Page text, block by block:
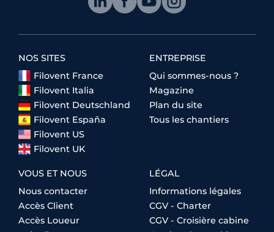
NOS SITES
Filovent France
Filovent Italia
Filovent Deutschland
Filovent España
Filovent US
Filovent UK
ENTREPRISE
Qui sommes-nous ?
Magazine
Plan du site
Tous les chantiers
VOUS ET NOUS
Nous contacter
Accès Client
Accès Loueur
LÉGAL
Informations légales
CGV - Charter
CGV - Croisière cabine